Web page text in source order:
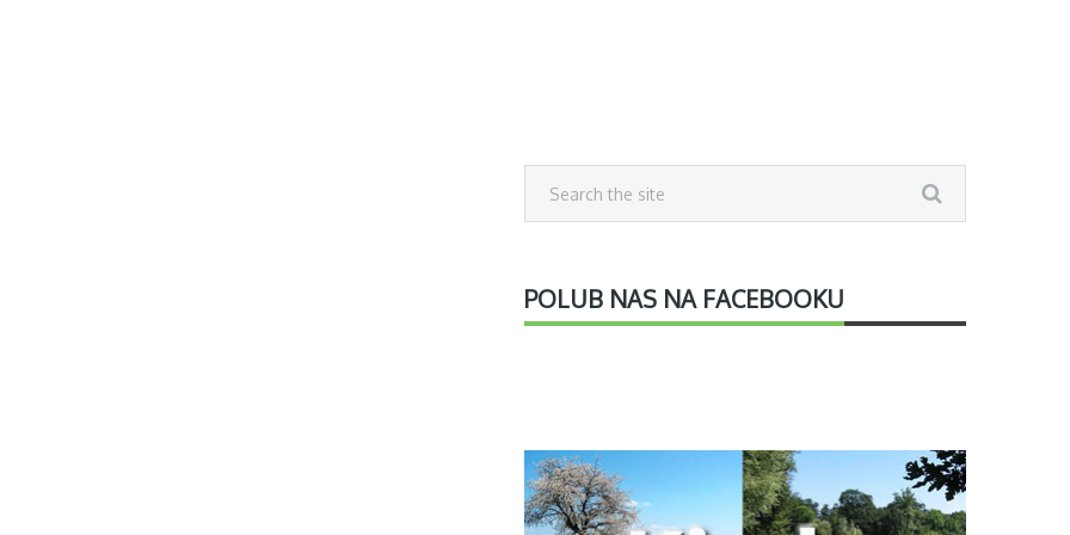
POLUB NAS NA FACEBOOKU